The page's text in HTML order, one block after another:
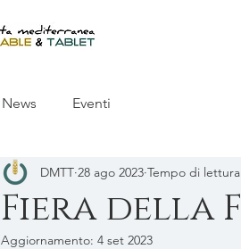
News Eventi
Fiera della
DMTT 28 ago 2023 Tempo di
Aggiornamento: 4 set 2023